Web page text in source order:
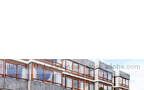
Foto:Foto: U. J. Alexander - stock.adobe.com